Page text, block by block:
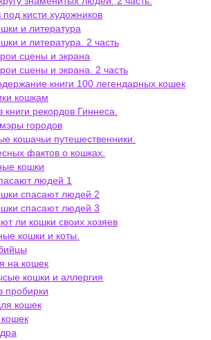
под кисти художников
и литература
и литература. 2 часть
сцены и экрана
сцены и экрана. 2 часть
книги 100 легендарных кошек
кошкам
книги рекордов Гиннеса.
городов
кошачьи путешественники.
фактов о кошках.
кошки
людей 1
спасают людей 2
спасают людей 3
ли кошки своих хозяев
кошки и коты.
на кошек
кошки и аллергия
пробирки
кошек